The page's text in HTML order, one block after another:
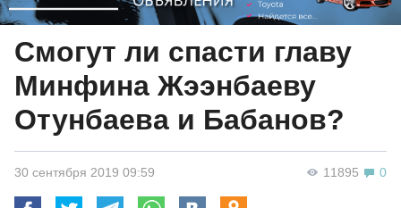
Смогут ли спасти главу
Минфина Жээнбаеву
Отунбаева и Бабанов?
11895 0
30 сентября 2019 09:59